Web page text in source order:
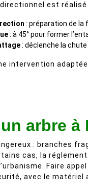
directionnel est
: préparation de la
: à 45° pour former
: déclenche la
intervention
arbre à
: branches
cas, la
Faire appel
avec le matériel